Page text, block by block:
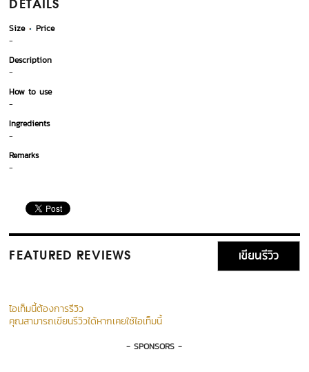
DETAILS
Size
Price
-
Description
-
How to use
-
Ingredients
-
Remarks
-
FEATURED REVIEWS เขียนรีวิว
ไอเท็มนี้ต้องการรีวิว
คุณสามารถเขียนรีวิวได้หากเคยใช้ไอเท็มนี้
- SPONSORS -